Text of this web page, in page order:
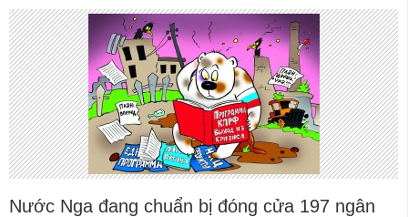
Nước Nga đang chuẩn bị đóng cửa 197 ngân